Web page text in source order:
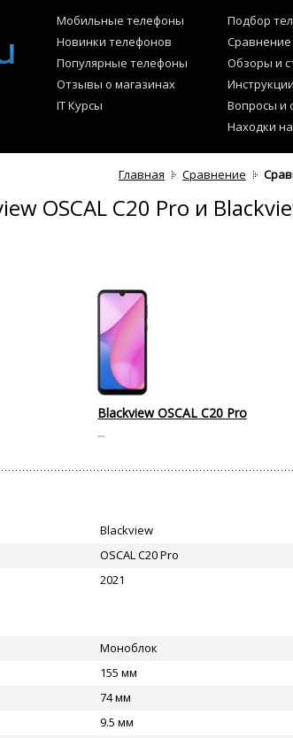
Мобильные телефоны
Новинки телефонов
Популярные телефоны
Отзывы о магазинах
IT Курсы
Подбор
Обзоры и
Инструкции
Вопросы и
Находки
Главная Сравнение
OSCAL C20 Pro и
Blackview OSCAL C20 Pro
--
Blackview
OSCAL C20 Pro
2021
Моноблок
155 мм
74 мм
9.5 мм